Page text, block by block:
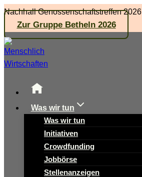
Zum
Inhalt
springen
Nachhall Genossenschaftstreffen 2026
Zur Gruppe Betheln 2026
Was wir tun
Was wir tun
Initiativen
Crowdfunding
Jobbörse
Stellenanzeigen